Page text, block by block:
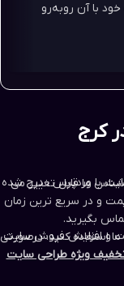
با آن روبه‌رو
کرج
بگیرید.